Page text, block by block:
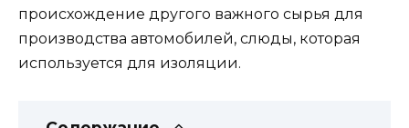
происхождение другого важного сырья для
производства автомобилей, слюды, которая
используется для изоляции.